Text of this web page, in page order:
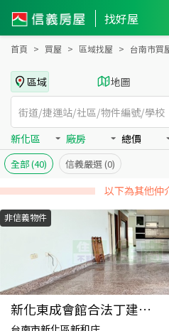
找好屋
台南市新化區買房
首頁 買屋 區域找屋 台南市買
區域 地圖
新化區 廠房 總價
全部(40) 信義嚴選 (0)
以下為其他仲
非信義物件
新化東成會館合法丁建廠住合一
台南市新化區買房：廠房物件出